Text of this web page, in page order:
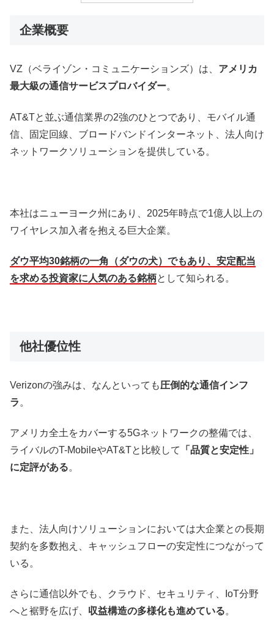
企業概要
VZ（ベライゾン・コミュニケーションズ）は、 アメリカ
最大級の通信サービスプロバイダー。
AT&Tと並ぶ通信業界の2強のひとつであり、モバイル通
信、固定回線、ブロードバンドインターネット、法人向け
ネットワークソリューションを提供している。
本社はニューヨーク州にあり、2025年時点で1億人以上の
ワイヤレス加入者を抱える巨大企業。
ダウ平均30銘柄の一角（ダウの犬）でもあり、安定配当
を求める投資家に人気のある銘柄として知られる。
他社優位性
Verizonの強みは、なんといっても圧倒的な通信インフ
ラ 。
アメリカ全土をカバーする5Gネットワークの整備では、
ライバルのT-MobileやAT&Tと比較して
「品質と安定性」
に定評がある。
また、法人向けソリューションにおいては大企業との長期
契約を多数抱え、キャッシュフローの安定性につながって
いる。
さらに通信以外でも、クラウド、セキュリティ、IoT分野
へと裾野を広げ、 収益構造の多様化も進めている。